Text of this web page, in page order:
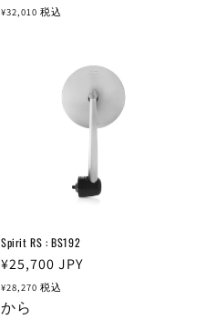
常
¥32,010 税込
Spirit RS : BS192
通
常
価
¥25,700 JPY
¥28,270 税込
から